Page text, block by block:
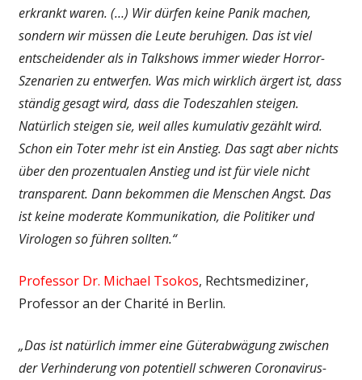
erkrankt waren. (…) Wir dürfen keine Panik machen,
sondern wir müssen die Leute beruhigen. Das ist viel
entscheidender als in Talkshows immer wieder Horror-
Szenarien zu entwerfen. Was mich wirklich ärgert ist, dass
ständig gesagt wird, dass die Todeszahlen steigen.
Natürlich steigen sie, weil alles kumulativ gezählt wird.
Schon ein Toter mehr ist ein Anstieg. Das sagt aber nichts
über den prozentualen Anstieg und ist für viele nicht
transparent. Dann bekommen die Menschen Angst. Das
ist keine moderate Kommunikation, die Politiker und
Virologen so führen sollten.“
Professor Dr. Michael Tsokos, Rechtsmediziner,
Professor an der Charité in Berlin.
„Das ist natürlich immer eine Güterabwägung zwischen
der Verhinderung von potentiell schweren Coronavirus-